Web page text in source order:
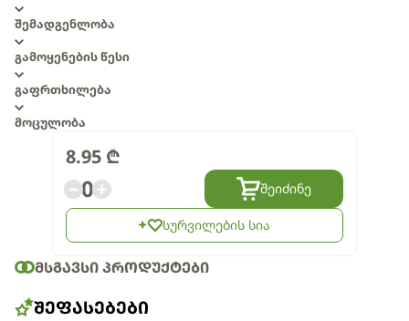
შემადგენლობა
გამოყენების წესი
გაფრთხილება
მოცულობა
8.95 ₾
0 შეიძინე
სურვილების სია
ᲛᲡᲒᲐᲕᲡᲘ ᲞᲠᲝᲓᲣᲥᲢᲔᲑᲘ
ᲨᲔᲤᲐᲡᲔᲑᲔᲑᲘ